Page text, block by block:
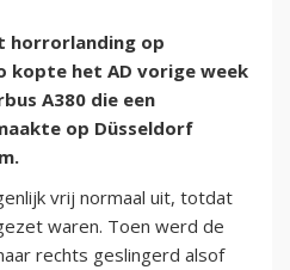
horrorlanding op
kopte het AD vorige week
A380 die een
op Düsseldorf
vrij normaal uit, totdat
waren. Toen werd de
rechts geslingerd alsof